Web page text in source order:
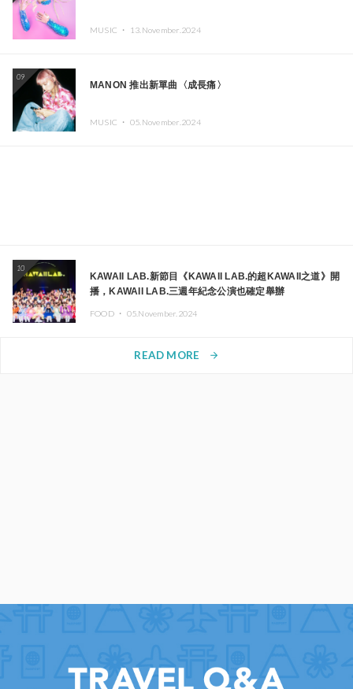
MUSIC ・ 13.November.2024
09
MANON 推出新單曲〈成長痛〉
MUSIC ・ 05.November.2024
10
KAWAII LAB.新節目《KAWAII LAB.的超KAWAII之道》開
播，KAWAII LAB.三週年紀念公演也確定舉辦
FOOD ・ 05.November.2024
READ MORE arrow_forward